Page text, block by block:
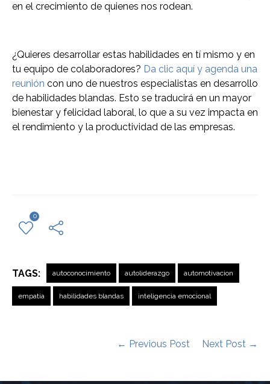
en el crecimiento de quienes nos rodean.
¿Quieres desarrollar estas habilidades en tí mismo y en
tu equipo de colaboradores? Da clic aquí y agenda una
reunión con uno de nuestros especialistas en desarrollo
de habilidades blandas. Esto se traducirá en un mayor
bienestar y felicidad laboral, lo que a su vez impacta en
el rendimiento y la productividad de las empresas.
0
TAGS: autoconocimiento autoliderazgo automotivacion
empatia habilidades blandas inteligencia emocional
← Previous Post Next Post →